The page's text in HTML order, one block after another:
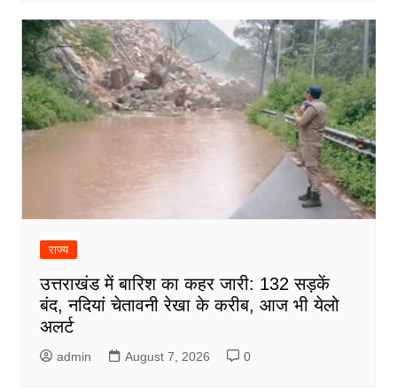
राज्य
उत्तराखंड में बारिश का कहर जारी: 132 सड़कें
बंद, नदियां चेतावनी रेखा के करीब, आज भी येलो
अलर्ट
admin August 7, 2026 0